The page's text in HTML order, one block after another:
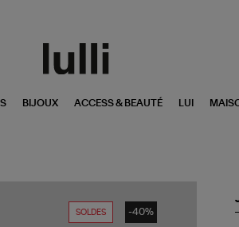
BIJOUX ACCESS & BEAUTÉ LUI
SOLDES -40%